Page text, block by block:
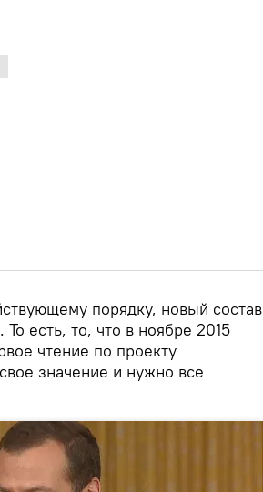
порядку, новый состав
есть, то, что в ноябре 2015
чтение по проекту
значение и нужно все